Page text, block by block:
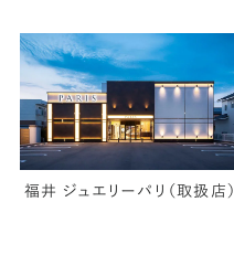
福井 ジュエリーパリ（取扱店）